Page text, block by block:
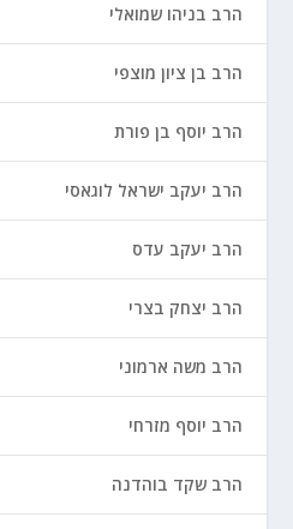
הרב בניהו שמואלי
הרב בן ציון מוצפי
הרב יוסף בן פורת
הרב יעקב ישראל לוגאסי
הרב יעקב עדס
הרב יצחק בצרי
הרב משה ארמוני
הרב יוסף מזרחי
הרב שקד בוהדנה